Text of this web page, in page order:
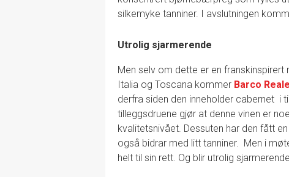
silkemyke tanniner. I avslutningen
Utrolig sjarmerende
Men selv om dette er en
Italia og Toscana kommer Barco
derfra siden den inneholder cabernet i
tilleggsdruene gjør at denne vinen er
kvalitetsnivået. Dessuten har den fått
også bidrar med litt tanniner. Men i
helt til sin rett. Og blir utrolig